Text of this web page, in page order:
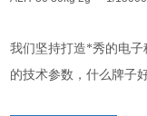
我们坚持打造*秀的电
的技术参数，什么牌子